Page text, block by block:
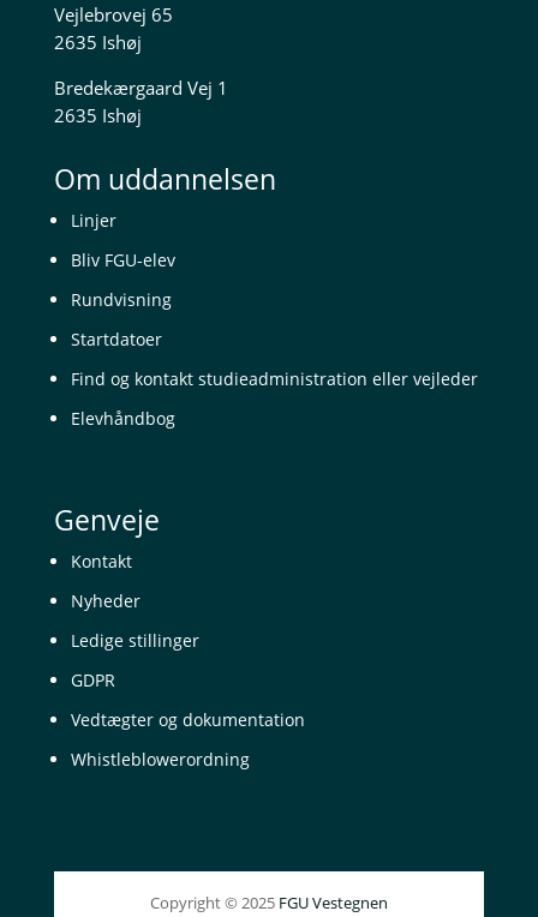
Vejlebrovej 65
2635 Ishøj
Bredekærgaard Vej 1
2635 Ishøj
Om uddannelsen
Linjer
Bliv FGU-elev
Rundvisning
Startdatoer
Find og kontakt studieadministration eller vejleder
Elevhåndbog
Genveje
Kontakt
Nyheder
Ledige stillinger
GDPR
Vedtægter og dokumentation
Whistleblowerordning
Copyright © 2025 FGU Vestegnen